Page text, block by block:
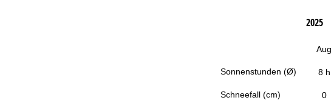
Sonnenstunden (Ø)
Schneefall (cm)
2025
Aug
8 h
0